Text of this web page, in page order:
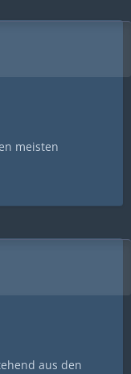
meisten
aus den